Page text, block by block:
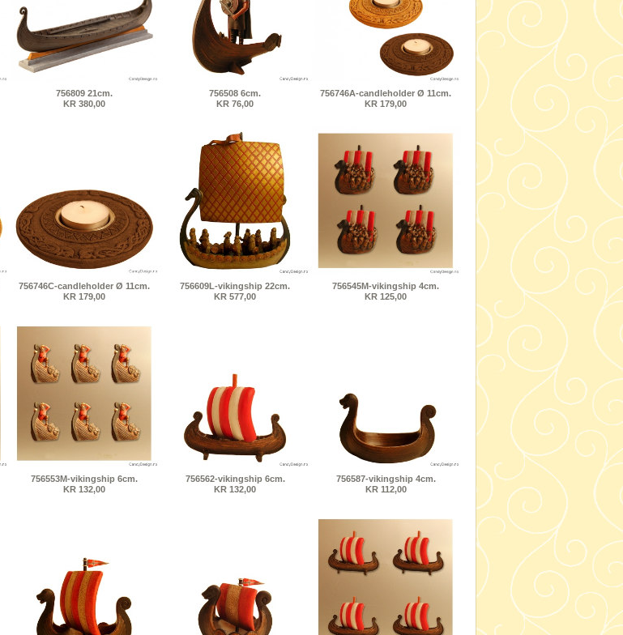
756809 21cm.
KR 380,00
756508 6cm.
KR 76,00
756746A-candleholder Ø 11cm.
KR 179,00
756746C-candleholder Ø 11cm.
KR 179,00
756609L-vikingship 22cm.
KR 577,00
756545M-vikingship 4cm.
KR 125,00
756553M-vikingship 6cm.
KR 132,00
756562-vikingship 6cm.
KR 132,00
756587-vikingship 4cm.
KR 112,00